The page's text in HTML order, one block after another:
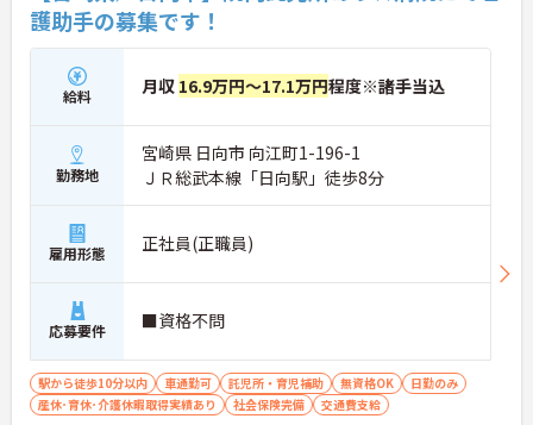
護助手の募集です！
給料 月収 16.9万円～17.1万円程度※諸手当込
勤務地
宮崎県 日向市 向江町1-196-1
ＪＲ総武本線「日向駅」徒歩8分
雇用形態 正社員(正職員)
応募要件 ■資格不問
駅から徒歩10分以内 車通勤可 託児所・育児補助 無資格OK
日勤のみ
産休･育休･介護休暇取得実績あり
社会保険完備 交通費支給